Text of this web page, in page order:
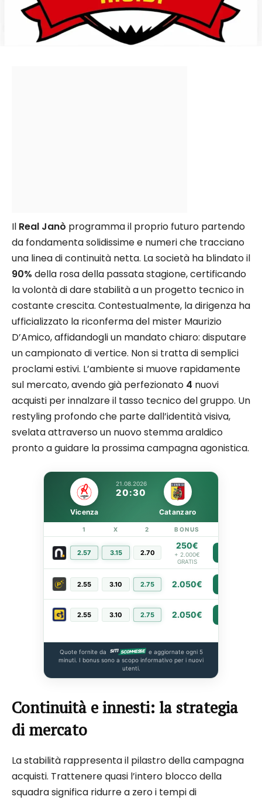
Il Real Janò programma il proprio futuro partendo
da fondamenta solidissime e numeri che tracciano
una linea di continuità netta. La società ha blindato il
90% della rosa della passata stagione, certificando
la volontà di dare stabilità a un progetto tecnico in
costante crescita. Contestualmente, la dirigenza ha
ufficializzato la riconferma del mister Maurizio
D’Amico, affidandogli un mandato chiaro: disputare
un campionato di vertice. Non si tratta di semplici
proclami estivi. L’ambiente si muove rapidamente
sul mercato, avendo già perfezionato 4 nuovi
acquisti per innalzare il tasso tecnico del gruppo. Un
restyling profondo che parte dall’identità visiva,
svelata attraverso un nuovo stemma araldico
pronto a guidare la prossima campagna agonistica.
21.08.2026
20:30
Vicenza Catanzaro
1 X 2 BONUS
2.57 3.15 2.70
250€
+ 2.000€
GRATIS
2.55 3.10 2.75 2.050€
2.55 3.10 2.75 2.050€
Quote fornite da
e aggiornate ogni 5
minuti. I bonus sono a scopo informativo per i nuovi
utenti.
Continuità e innesti: la strategia
di mercato
La stabilità rappresenta il pilastro della campagna
acquisti. Trattenere quasi l’intero blocco della
squadra significa ridurre a zero i tempi di